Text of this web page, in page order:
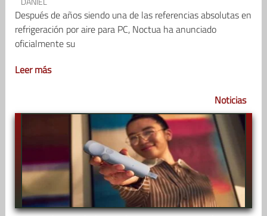
Después de años siendo una de las referencias absolutas en
refrigeración por aire para PC, Noctua ha anunciado
oficialmente su
Leer más
Noticias